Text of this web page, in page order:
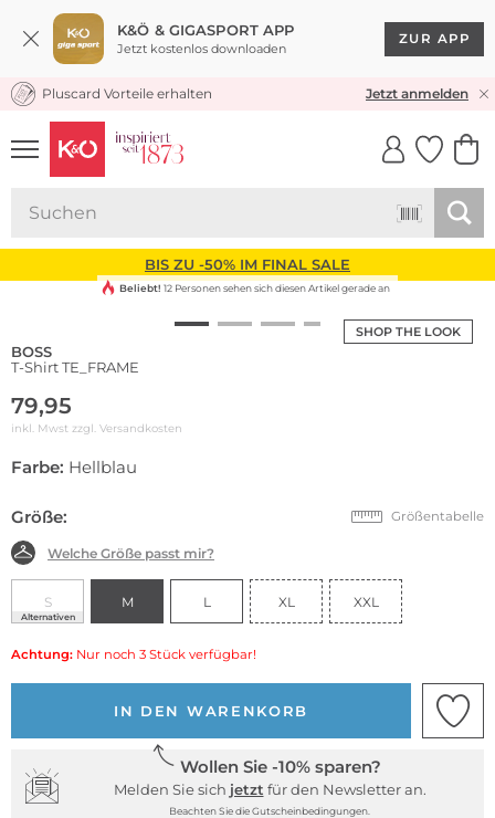
K&Ö & GIGASPORT APP
Jetzt kostenlos downloaden
ZUR APP
KOSTENLOSER VERSAND* & RÜCKVERSAND
Pluscard Vorteile erhalten Jetzt anmelden
UNSERE APP
CLICK &
BIS ZU -50% IM FINAL SALE
SHOP THE LOOK
Beliebt! 12 Personen sehen sich diesen Artikel gerade an
BOSS
T-Shirt TE_FRAME
79,95
inkl. Mwst zzgl. Versandkosten
Farbe: Hellblau
Größe: Größentabelle
Welche Größe passt mir?
S
Alternativen
M L XL XXL
Achtung: Nur noch 3 Stück verfügbar!
IN DEN WARENKORB
Wollen Sie -10% sparen?
Melden Sie sich jetzt für den Newsletter an.
Beachten Sie die Gutscheinbedingungen.